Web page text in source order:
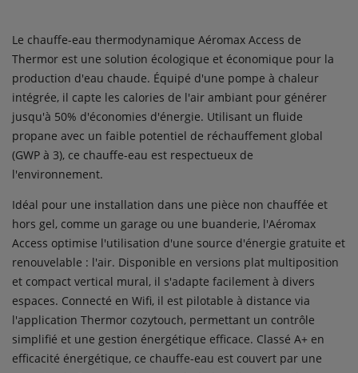
Le chauffe-eau thermodynamique Aéromax Access de
Thermor est une solution écologique et économique pour la
production d'eau chaude. Équipé d'une pompe à chaleur
intégrée, il capte les calories de l'air ambiant pour générer
jusqu'à 50% d'économies d'énergie. Utilisant un fluide
propane avec un faible potentiel de réchauffement global
(GWP à 3), ce chauffe-eau est respectueux de
l'environnement.
Idéal pour une installation dans une pièce non chauffée et
hors gel, comme un garage ou une buanderie, l'Aéromax
Access optimise l'utilisation d'une source d'énergie gratuite et
renouvelable : l'air. Disponible en versions plat multiposition
et compact vertical mural, il s'adapte facilement à divers
espaces. Connecté en Wifi, il est pilotable à distance via
l'application Thermor cozytouch, permettant un contrôle
simplifié et une gestion énergétique efficace. Classé A+ en
efficacité énergétique, ce chauffe-eau est couvert par une